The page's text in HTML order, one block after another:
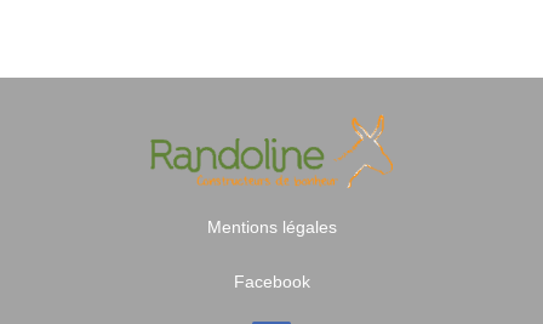
Mentions légales
Facebook